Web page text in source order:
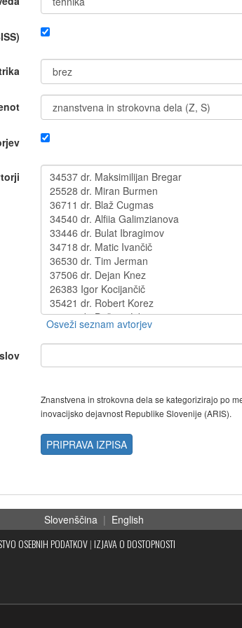
Znanstvena in strokovna dela se kategorizirajo po
inovacijsko dejavnost Republike Slovenije (ARIS).
PRIPRAVA IZPISA
Slovenščina | English
OSEBNIH PODATKOV| IZJAVA O DOSTOPNOSTI